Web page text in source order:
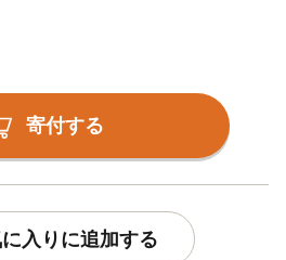
寄付する
入りに追加する